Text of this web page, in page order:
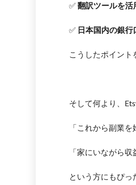
✅ 翻訳ツールを活
✅ 日本国内の銀
こうしたポイント
そして何より、
「これから副業を
「家にいながら収
という方にもぴっ